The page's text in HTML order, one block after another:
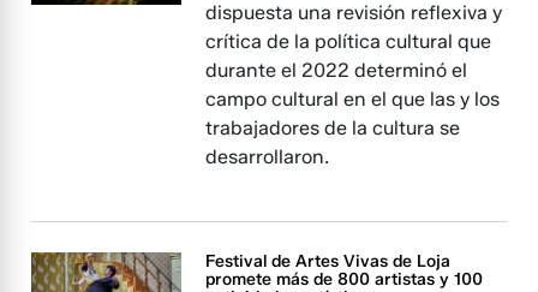
dispuesta una revisión reflexiva y
crítica de la política cultural que
durante el 2022 determinó el
campo cultural en el que las y los
trabajadores de la cultura se
desarrollaron.
Festival de Artes Vivas de Loja
promete más de 800 artistas y 100